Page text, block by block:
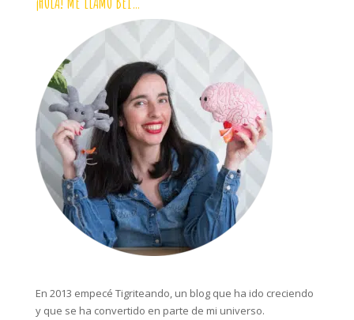
En 2013 empecé Tigriteando, un blog que ha ido creciendo
y que se ha convertido en parte de mi universo.